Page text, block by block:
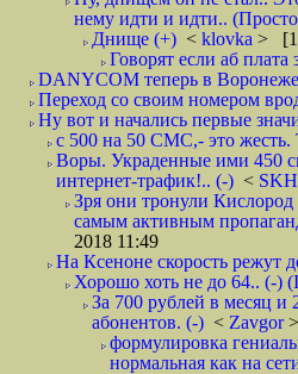
нему идти и идти..
Днище (+) < klovka >
Говорят если аб плата
DANYCOM теперь в
Переход со своим номером
Ну вот и начались первые
с 500 на 50 СМС,- это жесть.
Воры. Украденные ими 450
интернет-трафик!.. (-) < SKH
Зря они тронули
самым активным
2018 11:49
На Ксеноне скорость режут
Хорошо хоть не до 64.. (-)
За 700 рублей в месяц и
абонентов. (-) < Zavgor
формулировка
нормальная как на